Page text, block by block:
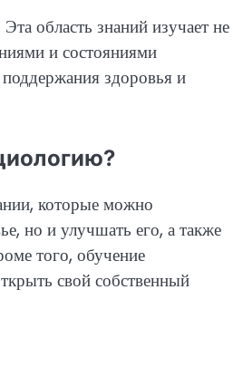
область знаний изучает не
и состояниями
здоровья и
которые можно
но и улучшать его, а также
того, обучение
свой собственный